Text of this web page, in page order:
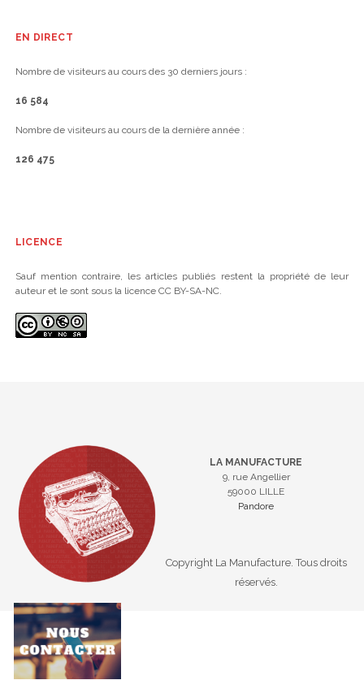
EN DIRECT
Nombre de visiteurs au cours des 30 derniers jours :
16 584
Nombre de visiteurs au cours de la dernière année :
126 475
LICENCE
Sauf mention contraire, les articles publiés restent la propriété de leur
auteur et le sont sous la licence CC BY-SA-NC.
LA MANUFACTURE
9, rue Angellier
59000 LILLE
Pandore
Copyright La Manufacture. Tous droits
réservés.